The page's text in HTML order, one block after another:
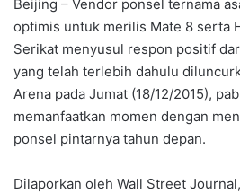
Beijing – Vendor ponsel ternama
optimis untuk merilis Mate 8 serta
Serikat menyusul respon positif
yang telah terlebih dahulu
Arena pada Jumat (18/12/2015),
memanfaatkan momen dengan
ponsel pintarnya tahun depan.
Dilaporkan oleh Wall Street